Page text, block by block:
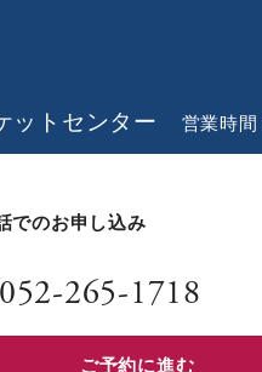
ットセンター 営業時
でのお申し込み
052-265-1718
ご予約に進む